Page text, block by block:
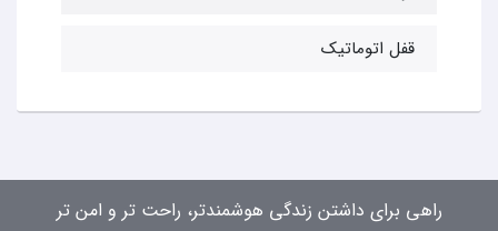
قفل اتوماتیک
راهی برای داشتن زندگی هوشمندتر، راحت تر و امن تر